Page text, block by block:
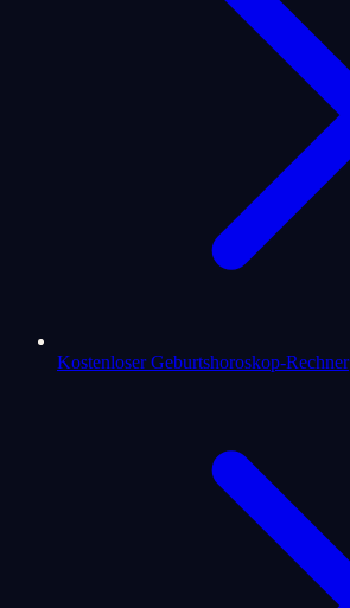
Kostenloser Geburtshoroskop-Rechner